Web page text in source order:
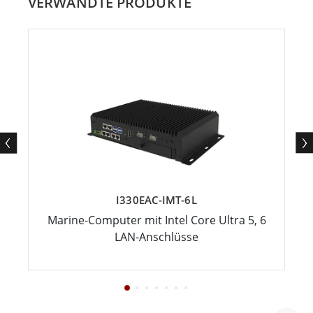
I330EAC-IMT-6L
Marine-Computer mit Intel Core Ultra 5, 6
LAN-Anschlüsse